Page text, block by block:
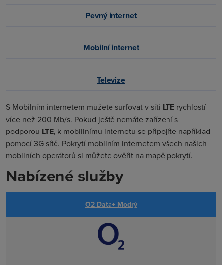
Pevný internet
Mobilní internet
Televize
S Mobilním internetem můžete surfovat v síti LTE rychlostí
více než 200 Mb/s. Pokud ještě nemáte zařízení s
podporou LTE, k mobillnímu internetu se připojíte například
pomocí 3G sítě. Pokrytí mobilním internetem všech našich
mobilních operátorů si můžete ověřit na mapě pokrytí.
Nabízené služby
O2 Data+ Modrý